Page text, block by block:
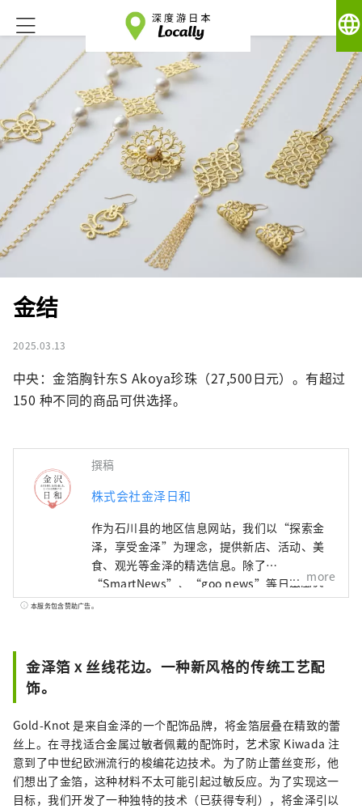
language
金结
2025.03.13
中央：金箔胸针东S Akoya珍珠（27,500日元）。有超过
150 种不同的商品可供选择。
撰稿
株式会社金泽日和
作为石川县的地区信息网站，我们以“探索金
泽，享受金泽”为理念，提供新店、活动、美
食、观光等金泽的精选信息。除了
“SmartNews”、“goo news”等日本国内
媒体外，我们还与中国、台湾、香港、泰国、
more
本服务包含赞助广告。
金泽箔 x 丝线花边。一种新风格的传统工艺配
饰。
Gold-Knot 是来自金泽的一个配饰品牌，将金箔层叠在精致的蕾
丝上。在寻找适合金属过敏者佩戴的配饰时，艺术家 Kiwada 注
意到了中世纪欧洲流行的梭编花边技术。为了防止蕾丝变形，他
们想出了金箔，这种材料不太可能引起过敏反应。为了实现这一
目标，我们开发了一种独特的技术（已获得专利），将金泽引以